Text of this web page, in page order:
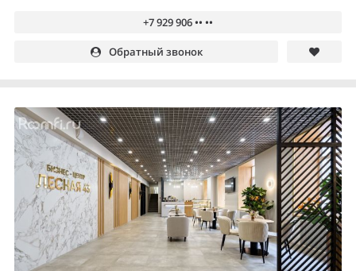
+7 929 906 •• ••
Обратный звонок